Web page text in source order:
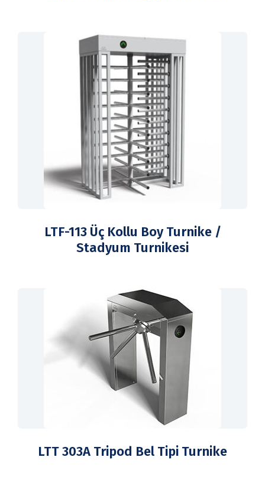
LTF-113 Üç Kollu Boy Turnike /
Stadyum Turnikesi
LTT 303A Tripod Bel Tipi Turnike